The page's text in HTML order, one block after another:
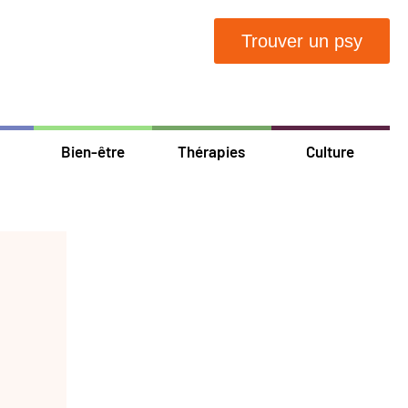
Trouver un psy
Bien-être Thérapies Culture